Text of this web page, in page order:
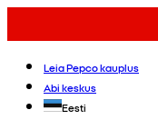
Leia Pepco kauplus
Abi keskus
Eesti